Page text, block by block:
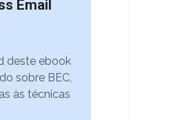
Email
deste ebook
sobre BEC,
às técnicas